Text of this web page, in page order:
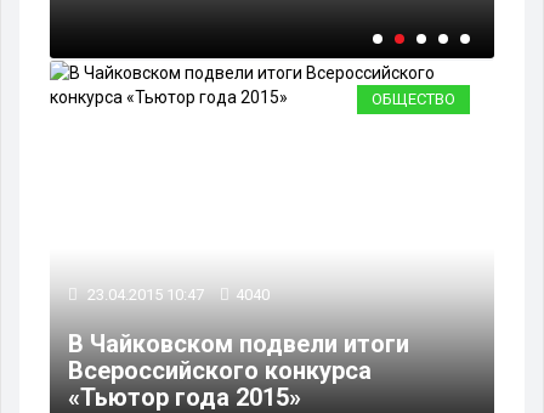
ОБЩЕСТВО
23.04.2015 10:47 4040
В Чайковском подвели итоги
Всероссийского конкурса
«Тьютор года 2015»